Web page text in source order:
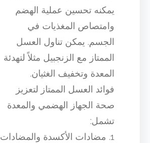
يمكنه تحسين عملية الهضم
وامتصاص المغذيات في
الجسم. يمكن تناول العسل
الممتاز مع الزنجبيل مثلاً لتهدئة
المعدة وتخفيف الغثيان.
فوائد العسل الممتاز لتعزيز
صحة الجهاز الهضمي والمعدة
تشمل:
1. مضادات الأكسدة والمضادات